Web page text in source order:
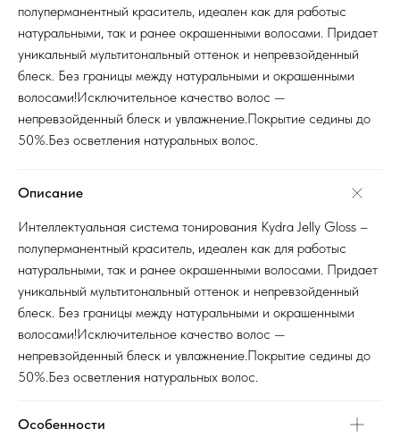
полуперманентный краситель, идеален как для работыс
натуральными, так и ранее окрашенными волосами. Придает
уникальный мультитональный оттенок и непревзойденный
блеск. Без границы между натуральными и окрашенными
волосами!Исключительное качество волос —
непревзойденный блеск и увлажнение.Покрытие седины до
50%.Без осветления натуральных волос.
Описание
Интеллектуальная система тонирования Kydra Jelly Gloss –
полуперманентный краситель, идеален как для работыс
натуральными, так и ранее окрашенными волосами. Придает
уникальный мультитональный оттенок и непревзойденный
блеск. Без границы между натуральными и окрашенными
волосами!Исключительное качество волос —
непревзойденный блеск и увлажнение.Покрытие седины до
50%.Без осветления натуральных волос.
Особенности